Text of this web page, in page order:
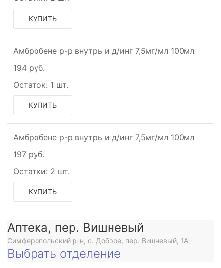
КУПИТЬ
Амбробене р-р внутрь и д/инг 7,5мг/мл 100мл
194 руб.
Остаток: 1 шт.
КУПИТЬ
Амбробене р-р внутрь и д/инг 7,5мг/мл 100мл
197 руб.
Остатки: 2 шт.
КУПИТЬ
Аптека, пер. Вишневый
Симферопольский р-н, с. Доброе, пер. Вишневый, 1А
Выбрать отделение